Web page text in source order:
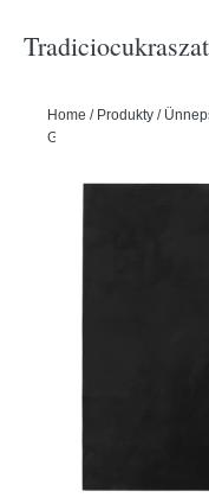
Home / Produkty /
Grillmatrac 40x33 cm 2